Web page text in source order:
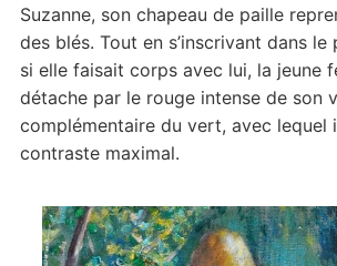
Suzanne, son chapeau de paille
des blés. Tout en s’inscrivant dans le
si elle faisait corps avec lui, la jeune
détache par le rouge intense de son
complémentaire du vert, avec lequel
contraste maximal.